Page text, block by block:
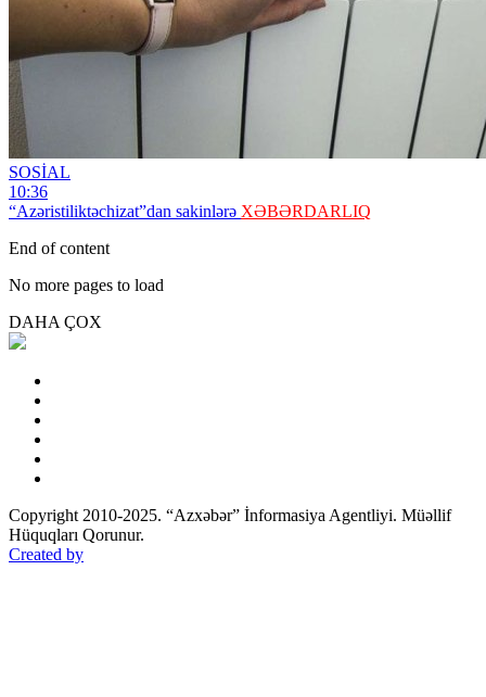
SOSİAL
10:36
“Azəristiliktəchizat”dan sakinlərə XƏBƏRDARLIQ
End of content
No more pages to load
DAHA ÇOX
Copyright 2010-2025. “Azxəbər” İnformasiya Agentliyi. Müəllif
Hüquqları Qorunur.
Created by